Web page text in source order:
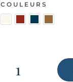
COULEURS
TOSCANA